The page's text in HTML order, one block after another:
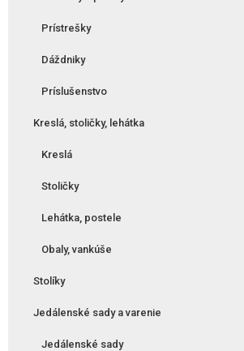
Prístrešky
Dáždniky
Príslušenstvo
Kreslá, stoličky, lehátka
Kreslá
Stoličky
Lehátka, postele
Obaly, vankúše
Stolíky
Jedálenské sady a varenie
Jedálenské sady